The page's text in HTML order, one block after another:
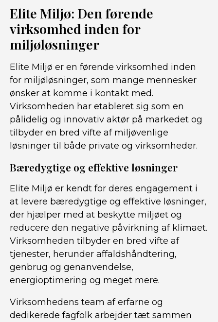
Elite Miljø: Den førende
virksomhed inden for
miljøløsninger
Elite Miljø er en førende virksomhed inden
for miljøløsninger, som mange mennesker
ønsker at komme i kontakt med.
Virksomheden har etableret sig som en
pålidelig og innovativ aktør på markedet og
tilbyder en bred vifte af miljøvenlige
løsninger til både private og virksomheder.
Bæredygtige og effektive løsninger
Elite Miljø er kendt for deres engagement i
at levere bæredygtige og effektive løsninger,
der hjælper med at beskytte miljøet og
reducere den negative påvirkning af klimaet.
Virksomheden tilbyder en bred vifte af
tjenester, herunder affaldshåndtering,
genbrug og genanvendelse,
energioptimering og meget mere.
Virksomhedens team af erfarne og
dedikerede fagfolk arbejder tæt sammen